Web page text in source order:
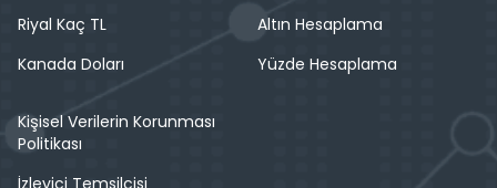
Riyal Kaç TL
Kanada Doları
Altın Hesaplama
Yüzde Hesaplama
Kişisel Verilerin Korunması
Politikası